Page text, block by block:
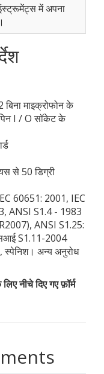
में अपना
माइक्रोफोन के
I / O सॉकेट के
से 50 डिग्री
60651: 2001, IEC
ANSI S1.4 - 1983
ANSI S1.25:
S1.11-2004
स्पेनिश। अन्य अनुरोध
नीचे दिए गए फ़ॉर्म